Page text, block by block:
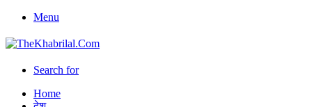
Menu
Search for
Home